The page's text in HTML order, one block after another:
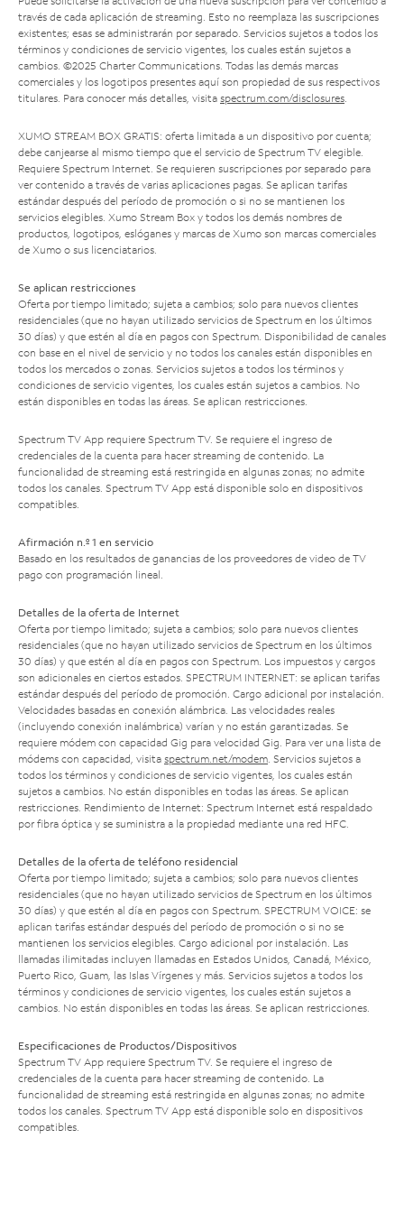
través de cada aplicación de streaming. Esto no reemplaza las suscripciones
existentes; esas se administrarán por separado. Servicios sujetos a todos los
términos y condiciones de servicio vigentes, los cuales están sujetos a
cambios. ©2025 Charter Communications. Todas las demás marcas
comerciales y los logotipos presentes aquí son propiedad de sus respectivos
titulares. Para conocer más detalles, visita spectrum.com/disclosures.
XUMO STREAM BOX GRATIS: oferta limitada a un dispositivo por cuenta;
debe canjearse al mismo tiempo que el servicio de Spectrum TV elegible.
Requiere Spectrum Internet. Se requieren suscripciones por separado para
ver contenido a través de varias aplicaciones pagas. Se aplican tarifas
estándar después del período de promoción o si no se mantienen los
servicios elegibles. Xumo Stream Box y todos los demás nombres de
productos, logotipos, eslóganes y marcas de Xumo son marcas comerciales
de Xumo o sus licenciatarios.
Se aplican restricciones
Oferta por tiempo limitado; sujeta a cambios; solo para nuevos clientes
residenciales (que no hayan utilizado servicios de Spectrum en los últimos
30 días) y que estén al día en pagos con Spectrum. Disponibilidad de canales
con base en el nivel de servicio y no todos los canales están disponibles en
todos los mercados o zonas. Servicios sujetos a todos los términos y
condiciones de servicio vigentes, los cuales están sujetos a cambios. No
están disponibles en todas las áreas. Se aplican restricciones.
Spectrum TV App requiere Spectrum TV. Se requiere el ingreso de
credenciales de la cuenta para hacer streaming de contenido. La
funcionalidad de streaming está restringida en algunas zonas; no admite
todos los canales. Spectrum TV App está disponible solo en dispositivos
compatibles.
Afirmación n.º 1 en servicio
Basado en los resultados de ganancias de los proveedores de video de TV
pago con programación lineal.
Detalles de la oferta de Internet
Oferta por tiempo limitado; sujeta a cambios; solo para nuevos clientes
residenciales (que no hayan utilizado servicios de Spectrum en los últimos
30 días) y que estén al día en pagos con Spectrum. Los impuestos y cargos
son adicionales en ciertos estados. SPECTRUM INTERNET: se aplican tarifas
estándar después del período de promoción. Cargo adicional por instalación.
Velocidades basadas en conexión alámbrica. Las velocidades reales
(incluyendo conexión inalámbrica) varían y no están garantizadas. Se
requiere módem con capacidad Gig para velocidad Gig. Para ver una lista de
módems con capacidad, visita spectrum.net/modem. Servicios sujetos a
todos los términos y condiciones de servicio vigentes, los cuales están
sujetos a cambios. No están disponibles en todas las áreas. Se aplican
restricciones. Rendimiento de Internet: Spectrum Internet está respaldado
por fibra óptica y se suministra a la propiedad mediante una red HFC.
Detalles de la oferta de teléfono residencial
Oferta por tiempo limitado; sujeta a cambios; solo para nuevos clientes
residenciales (que no hayan utilizado servicios de Spectrum en los últimos
30 días) y que estén al día en pagos con Spectrum. SPECTRUM VOICE: se
aplican tarifas estándar después del período de promoción o si no se
mantienen los servicios elegibles. Cargo adicional por instalación. Las
llamadas ilimitadas incluyen llamadas en Estados Unidos, Canadá, México,
Puerto Rico, Guam, las Islas Vírgenes y más. Servicios sujetos a todos los
términos y condiciones de servicio vigentes, los cuales están sujetos a
cambios. No están disponibles en todas las áreas. Se aplican restricciones.
Especificaciones de Productos/Dispositivos
Spectrum TV App requiere Spectrum TV. Se requiere el ingreso de
credenciales de la cuenta para hacer streaming de contenido. La
funcionalidad de streaming está restringida en algunas zonas; no admite
todos los canales. Spectrum TV App está disponible solo en dispositivos
compatibles.